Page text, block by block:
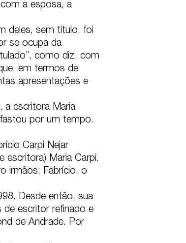
a esposa, a
deles, sem título, foi
se ocupa da
como diz, com
em termos de
apresentações e
a escritora Maria
por um tempo.
Carpi Nejar
escritora) Maria Carpi.
irmãos; Fabrício, o
Desde então, sua
de escritor refinado e
de Andrade. Por